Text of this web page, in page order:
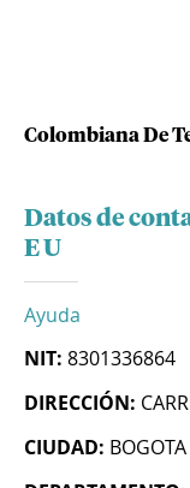
Colombiana De
Datos de
E U
Ayuda
NIT: 8301336864
DIRECCIÓN:
CIUDAD: